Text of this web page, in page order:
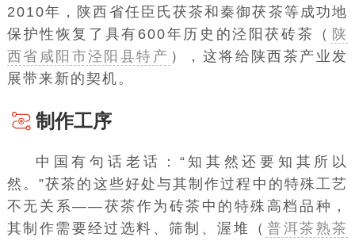
2010年，陕西省任臣氏茯茶和秦御茯茶等成功地
保护性恢复了具有600年历史的泾阳茯砖茶（ 陕
西省咸阳市泾阳县特产 ），这将给陕西茶产业发
展带来新的契机。
制作工序
中国有句话老话：“知其然还要知其所以
然。”茯茶的这些好处与其制作过程中的特殊工艺
不无关系――茯茶作为砖茶中的特殊高档品种，
其制作需要经过选料、筛制、渥堆（ 普洱茶熟茶